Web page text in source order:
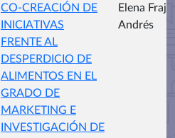
CO-CREACIÓN DE
INICIATIVAS
FRENTE AL
DESPERDICIO DE
ALIMENTOS EN EL
GRADO DE
MARKETING E
INVESTIGACIÓN DE
Elena Fraj
Andrés